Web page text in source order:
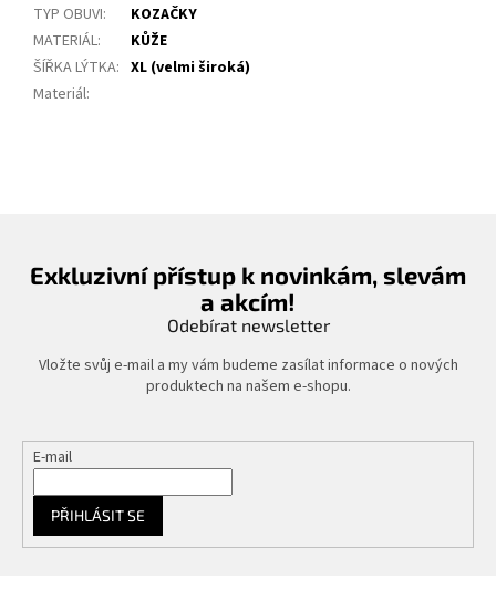
TYP OBUVI:
KOZAČKY
MATERIÁL:
KŮŽE
ŠÍŘKA LÝTKA: XL (velmi široká)
Materiál:
Exkluzivní přístup k novinkám, slevám
a akcím!
Odebírat newsletter
Vložte svůj e-mail a my vám budeme zasílat informace o nových
produktech na našem e-shopu.
E-mail
PŘIHLÁSIT SE